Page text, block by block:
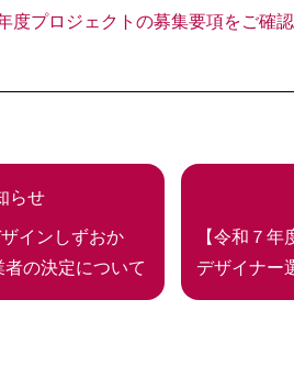
度プロジェクトの募集要項をご確
らせ
インしずおか
の決定について
【令和７
デザイナー